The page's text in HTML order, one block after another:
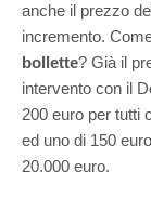
anche il prezzo
incremento.
bollette? Già il
intervento con il
200 euro per tutti
ed uno di 150
20.000 euro.